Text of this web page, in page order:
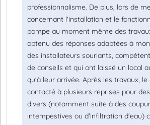
professionnalisme. De plus, lors de
concernant l'installation et le
pompe au moment même des
obtenu des réponses adaptées à
des installateurs souriants,
de conseils et qui ont laissé un local
qu'à leur arrivée. Après les travaux,
contacté à plusieurs reprises pour
divers (notamment suite à des
intempestives ou d'infiltration d'eau)